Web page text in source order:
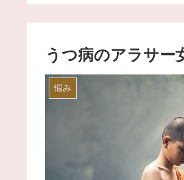
うつ病のアラサー
悩み